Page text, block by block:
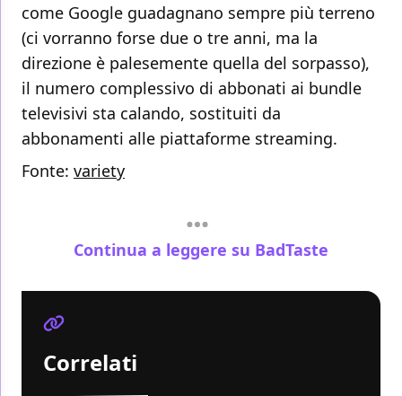
come Google guadagnano sempre più terreno
(ci vorranno forse due o tre anni, ma la
direzione è palesemente quella del sorpasso),
il numero complessivo di abbonati ai bundle
televisivi sta calando, sostituiti da
abbonamenti alle piattaforme streaming.
Fonte: variety
Continua a leggere su BadTaste
Correlati